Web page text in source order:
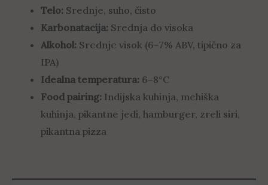
Telo: Srednje, suho, čisto
Karbonatacija: Srednja do visoka
Alkohol: Srednje visok (6–7% ABV, tipično za
IPA)
Idealna temperatura: 6–8°C
Food pairing: Indijska kuhinja, mehiška
kuhinja, pikantne jedi, hamburger, zreli siri,
pikantna pizza